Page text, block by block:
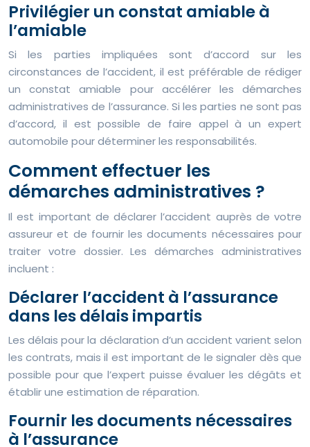
Privilégier un constat amiable à
l’amiable
Si les parties impliquées sont d’accord sur les
circonstances de l’accident, il est préférable de rédiger
un constat amiable pour accélérer les démarches
administratives de l’assurance. Si les parties ne sont pas
d’accord, il est possible de faire appel à un expert
automobile pour déterminer les responsabilités.
Comment effectuer les
démarches administratives ?
Il est important de déclarer l’accident auprès de votre
assureur et de fournir les documents nécessaires pour
traiter votre dossier. Les démarches administratives
incluent :
Déclarer l’accident à l’assurance
dans les délais impartis
Les délais pour la déclaration d’un accident varient selon
les contrats, mais il est important de le signaler dès que
possible pour que l’expert puisse évaluer les dégâts et
établir une estimation de réparation.
Fournir les documents nécessaires
à l’assurance